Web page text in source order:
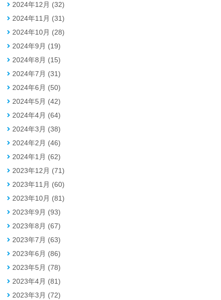
2024年12月 (32)
2024年11月 (31)
2024年10月 (28)
2024年9月 (19)
2024年8月 (15)
2024年7月 (31)
2024年6月 (50)
2024年5月 (42)
2024年4月 (64)
2024年3月 (38)
2024年2月 (46)
2024年1月 (62)
2023年12月 (71)
2023年11月 (60)
2023年10月 (81)
2023年9月 (93)
2023年8月 (67)
2023年7月 (63)
2023年6月 (86)
2023年5月 (78)
2023年4月 (81)
2023年3月 (72)